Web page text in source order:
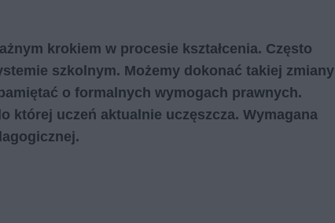
krokiem w procesie kształcenia. Często
szkolnym. Możemy dokonać takiej zmiany
o formalnych wymogach prawnych.
której uczeń aktualnie uczęszcza. Wymagana